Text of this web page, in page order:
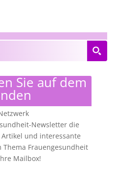
Sie auf dem
Newsletter die
und interessante
Thema Frauengesundheit
Mailbox!